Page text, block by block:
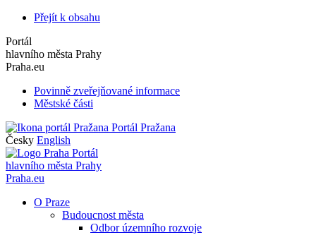
Přejít k obsahu
Portál
hlavního města Prahy
Praha.eu
Povinně zveřejňované informace
Městské části
Portál Pražana
Česky English
Portál
hlavního města Prahy
Praha.eu
O Praze
Budoucnost města
Odbor územního rozvoje